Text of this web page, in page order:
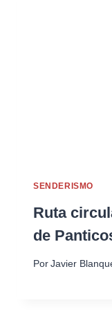
SENDERISMO
Ruta
de
Por Javier